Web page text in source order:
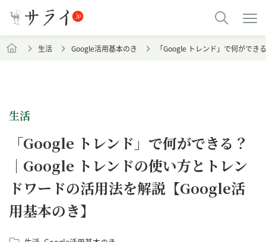
生活 Google活用基本のき 「Google トレンド」で何がで
生活
「Google トレンド」で何ができる？
｜Google トレンドの使い方とトレン
ドワードの活用法を解説【Google活
用基本のき】